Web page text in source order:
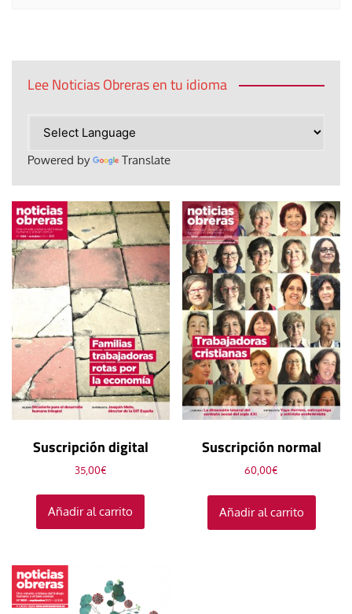
Lee Noticias Obreras en tu idioma
Powered by Translate
Suscripción digital
35,00€
Añadir al carrito
Suscripción normal
60,00€
Añadir al carrito